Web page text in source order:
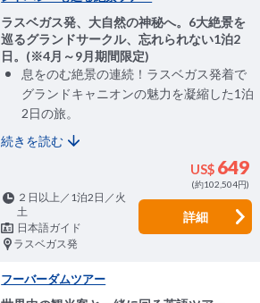
ラスベガス発、大自然の神秘へ。6大絶景を
巡るグランドサークル、忘れられない1泊2
日。(※4月～9月期間限定)
息をのむ絶景の連続！ラスベガス発着で
グランドキャニオンの魅力を凝縮した1泊
2日の旅。
続きを読む
US$ 649
(約102,504円)
２日以上／1泊2日／火
土
日本語ガイド
ラスベガス発
詳細
フーバーダムツアー